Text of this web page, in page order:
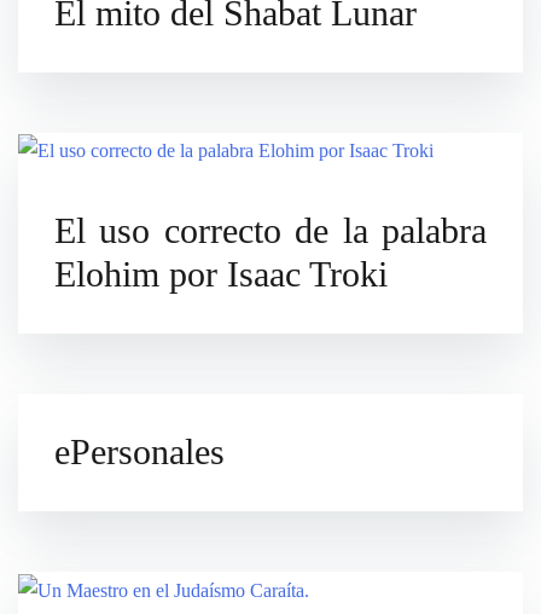
El mito del Shabat Lunar
El uso correcto de la palabra
Elohim por Isaac Troki
ePersonales